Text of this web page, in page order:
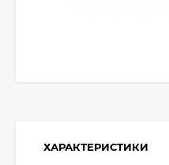
ХАРАКТЕРИСТИКИ